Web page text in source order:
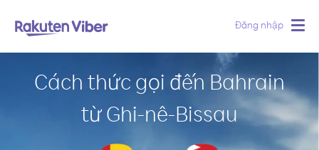
Đăng nhập
Cách thức gọi đến Bahrain
từ Ghi-nê-Bissau